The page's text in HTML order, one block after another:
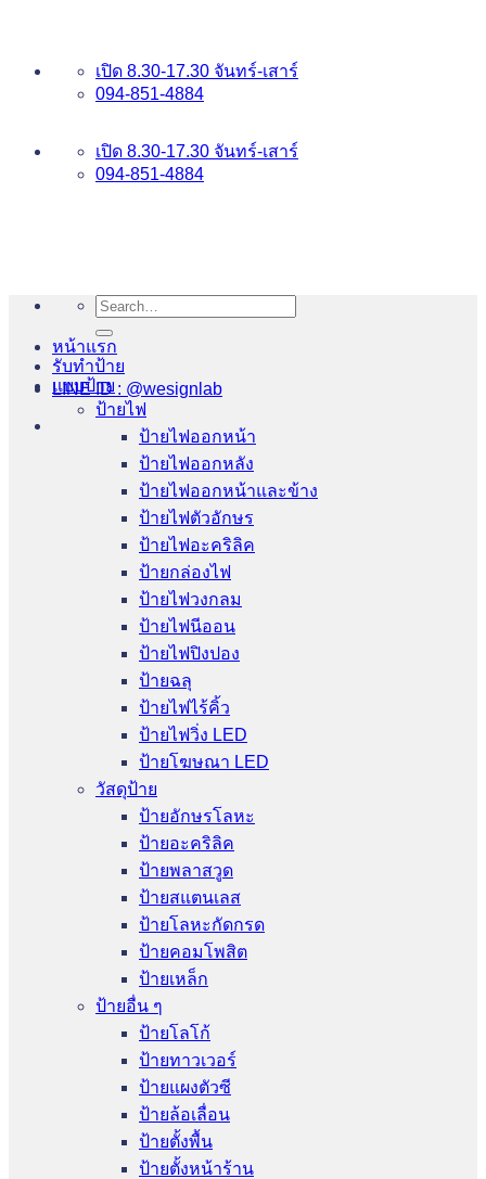
เปิด 8.30-17.30 จันทร์-เสาร์
094-851-4884
เปิด 8.30-17.30 จันทร์-เสาร์
094-851-4884
LINE ID : @wesignlab
Search
for:
หน้าแรก
รับทำป้าย
แบบป้าย
ป้ายไฟ
ป้ายไฟออกหน้า
ป้ายไฟออกหลัง
ป้ายไฟออกหน้าและข้าง
ป้ายไฟตัวอักษร
ป้ายไฟอะคริลิค
ป้ายกล่องไฟ
ป้ายไฟวงกลม
ป้ายไฟนีออน
ป้ายไฟปิงปอง
ป้ายฉลุ
ป้ายไฟไร้คิ้ว
ป้ายไฟวิ่ง LED
ป้ายโฆษณา LED
วัสดุป้าย
ป้ายอักษรโลหะ
ป้ายอะคริลิค
ป้ายพลาสวูด
ป้ายสแตนเลส
ป้ายโลหะกัดกรด
ป้ายคอมโพสิต
ป้ายเหล็ก
ป้ายอื่น ๆ
ป้ายโลโก้
ป้ายทาวเวอร์
ป้ายแผงตัวซี
ป้ายล้อเลื่อน
ป้ายตั้งพื้น
ป้ายตั้งหน้าร้าน